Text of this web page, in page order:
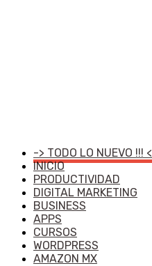
-> TODO LO NUEVO !!!
INICIO
PRODUCTIVIDAD
DIGITAL MARKETING
BUSINESS
APPS
CURSOS
WORDPRESS
AMAZON MX